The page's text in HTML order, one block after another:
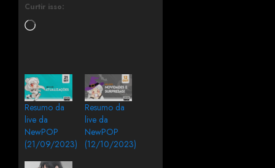
Curtir isso:
Resumo da
live da
NewPOP
(21/09/2023)
Resumo da
live da
NewPOP
(12/10/2023)